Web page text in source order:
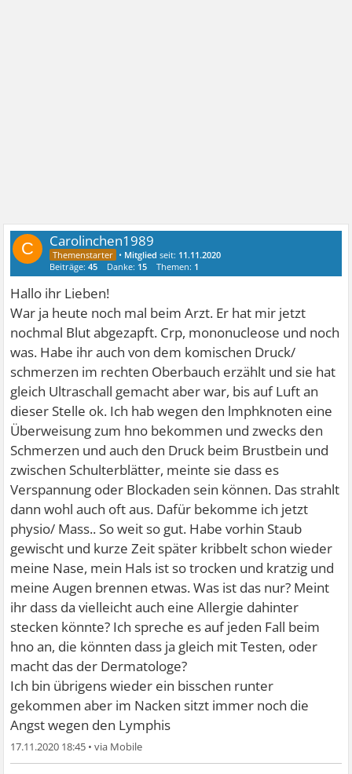
C Carolinchen1989
• Mitglied seit: 11.11.2020
Beiträge:45 Danke: 15 Themen: 1
Hallo ihr Lieben!
War ja heute noch mal beim Arzt. Er hat mir jetzt
nochmal Blut abgezapft. Crp, mononucleose und noch
was. Habe ihr auch von dem komischen Druck/
schmerzen im rechten Oberbauch erzählt und sie hat
gleich Ultraschall gemacht aber war, bis auf Luft an
dieser Stelle ok. Ich hab wegen den lmphknoten eine
Überweisung zum hno bekommen und zwecks den
Schmerzen und auch den Druck beim Brustbein und
zwischen Schulterblätter, meinte sie dass es
Verspannung oder Blockaden sein können. Das strahlt
dann wohl auch oft aus. Dafür bekomme ich jetzt
physio/ Mass.. So weit so gut. Habe vorhin Staub
gewischt und kurze Zeit später kribbelt schon wieder
meine Nase, mein Hals ist so trocken und kratzig und
meine Augen brennen etwas. Was ist das nur? Meint
ihr dass da vielleicht auch eine Allergie dahinter
stecken könnte? Ich spreche es auf jeden Fall beim
hno an, die könnten dass ja gleich mit Testen, oder
macht das der Dermatologe?
Ich bin übrigens wieder ein bisschen runter
gekommen aber im Nacken sitzt immer noch die
Angst wegen den Lymphis
17.11.2020 18:45 •